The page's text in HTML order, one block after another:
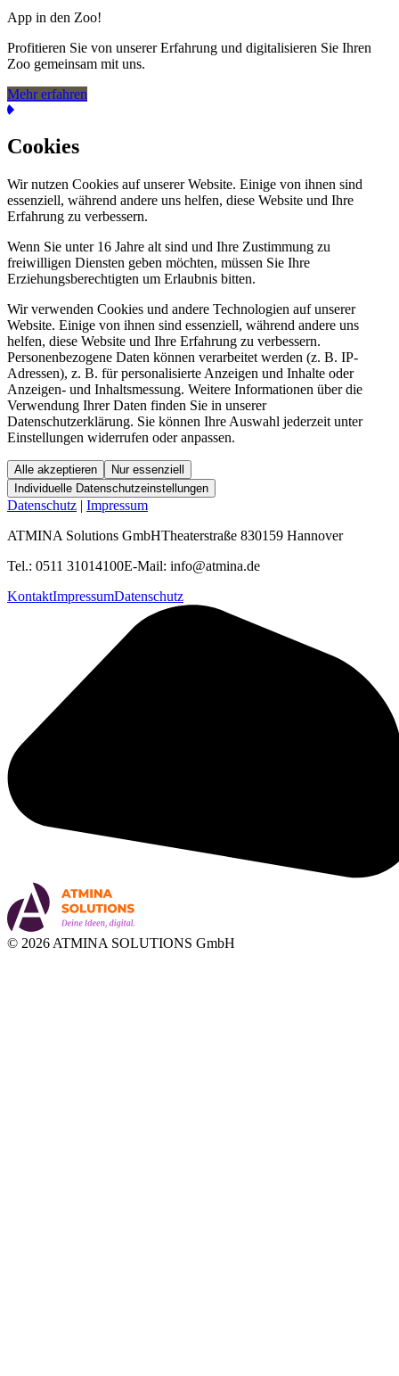
App in den Zoo!
Profitieren Sie von unserer Erfahrung und digitalisieren Sie Ihren
Zoo gemeinsam mit uns.
Mehr erfahren
Cookies
Wir nutzen Cookies auf unserer Website. Einige von ihnen sind
essenziell, während andere uns helfen, diese Website und Ihre
Erfahrung zu verbessern.
Wenn Sie unter 16 Jahre alt sind und Ihre Zustimmung zu
freiwilligen Diensten geben möchten, müssen Sie Ihre
Erziehungsberechtigten um Erlaubnis bitten.
Wir verwenden Cookies und andere Technologien auf unserer
Website. Einige von ihnen sind essenziell, während andere uns
helfen, diese Website und Ihre Erfahrung zu verbessern.
Personenbezogene Daten können verarbeitet werden (z. B. IP-
Adressen), z. B. für personalisierte Anzeigen und Inhalte oder
Anzeigen- und Inhaltsmessung. Weitere Informationen über die
Verwendung Ihrer Daten finden Sie in unserer
Datenschutzerklärung. Sie können Ihre Auswahl jederzeit unter
Einstellungen widerrufen oder anpassen.
Alle akzeptieren
Nur essenziell
Individuelle Datenschutzeinstellungen
Datenschutz | Impressum
ATMINA Solutions GmbHTheaterstraße 830159 Hannover
Tel.: 0511 31014100E-Mail: info@atmina.de
KontaktImpressumDatenschutz
© 2026 ATMINA SOLUTIONS GmbH